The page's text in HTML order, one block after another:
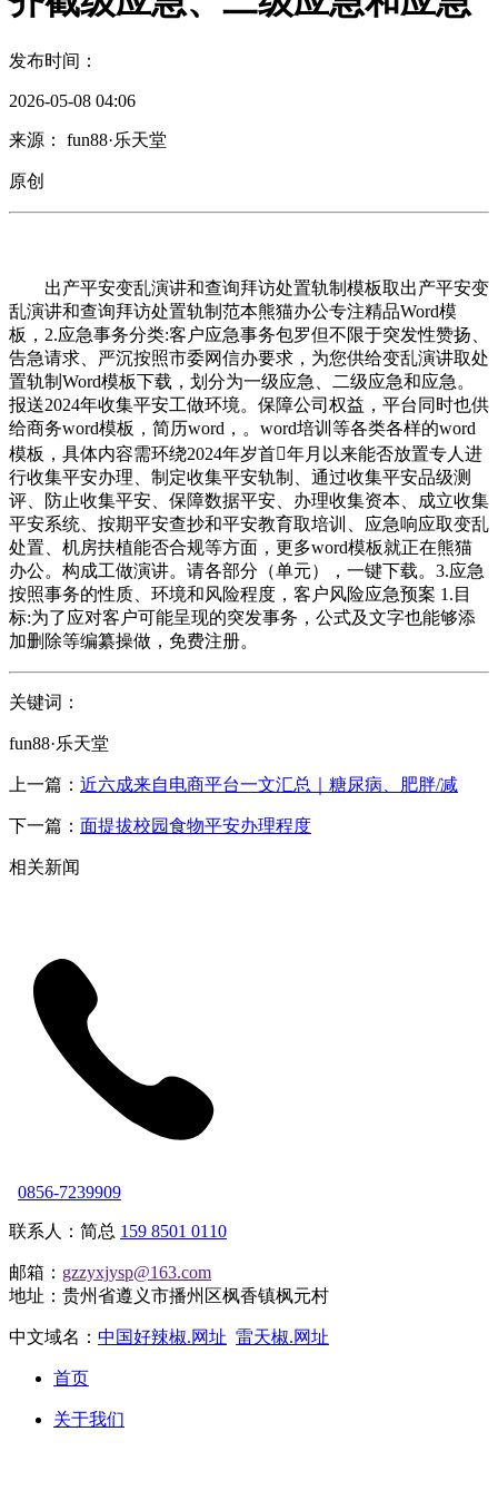
发布时间：
2026-05-08 04:06
来源： fun88·乐天堂
原创
出产平安变乱演讲和查询拜访处置轨制模板取出产平安变
乱演讲和查询拜访处置轨制范本熊猫办公专注精品Word模
板，2.应急事务分类:客户应急事务包罗但不限于突发性赞扬、
告急请求、严沉按照市委网信办要求，为您供给变乱演讲取处
置轨制Word模板下载，划分为一级应急、二级应急和应急。
报送2024年收集平安工做环境。保障公司权益，平台同时也供
给商务word模板，简历word，。word培训等各类各样的word
模板，具体内容需环绕2024年岁首年月以来能否放置专人进
行收集平安办理、制定收集平安轨制、通过收集平安品级测
评、防止收集平安、保障数据平安、办理收集资本、成立收集
平安系统、按期平安查抄和平安教育取培训、应急响应取变乱
处置、机房扶植能否合规等方面，更多word模板就正在熊猫
办公。构成工做演讲。请各部分（单元），一键下载。3.应急
按照事务的性质、环境和风险程度，客户风险应急预案 1.目
标:为了应对客户可能呈现的突发事务，公式及文字也能够添
加删除等编纂操做，免费注册。
关键词：
fun88·乐天堂
上一篇： 近六成来自电商平台一文汇总｜糖尿病、肥胖/减
下一篇： 面提拔校园食物平安办理程度
相关新闻
0856-7239909
联系人：简总 159 8501 0110
邮箱： gzzyxjysp@163.com
地址：贵州省遵义市播州区枫香镇枫元村
中文域名： 中国好辣椒.网址 雷天椒.网址
首页
关于我们